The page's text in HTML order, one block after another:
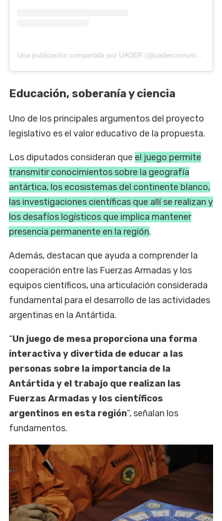
Una publicación compartida por UADER (@uadercomunidad)
Educación, soberanía y ciencia
Uno de los principales argumentos del proyecto
legislativo es el valor educativo de la propuesta.
Los diputados consideran que el juego permite
transmitir conocimientos sobre la geografía
antártica, los ecosistemas del continente blanco,
las investigaciones científicas que allí se realizan y
los desafíos logísticos que implica mantener
presencia permanente en la región.
Además, destacan que ayuda a comprender la
cooperación entre las Fuerzas Armadas y los
equipos científicos, una articulación considerada
fundamental para el desarrollo de las actividades
argentinas en la Antártida.
“Un juego de mesa proporciona una forma
interactiva y divertida de educar a las
personas sobre la importancia de la
Antártida y el trabajo que realizan las
Fuerzas Armadas y los científicos
argentinos en esta región”, señalan los
fundamentos.